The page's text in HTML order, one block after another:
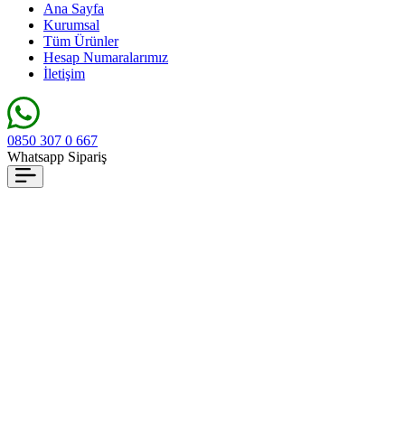
Ana Sayfa
Kurumsal
Tüm Ürünler
Hesap Numaralarımız
İletişim
0850 307 0 667
Whatsapp Sipariş